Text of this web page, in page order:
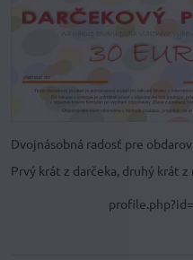
Dvojnásobná radosť pre
Prvý krát z darčeka, druhý krát z